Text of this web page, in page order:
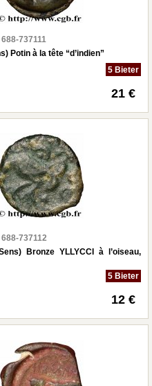
688-737111
Potin à la tête “d’indien”
5 Bieter
21 €
688-737112
Bronze YLLYCCI à l’oiseau,
5 Bieter
12 €